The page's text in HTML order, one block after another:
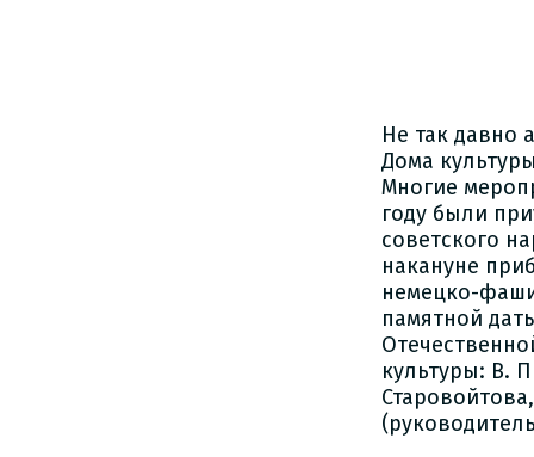
Не так давно
Дома
Многие
году были
советского
накануне
немецко-
памятной
культуры: В.